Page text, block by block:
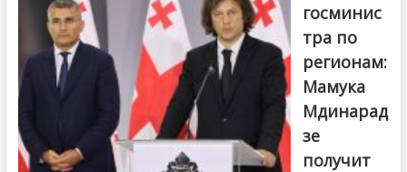
госминис
тра по
регионам:
Мамука
Мдинарад
зе
получит